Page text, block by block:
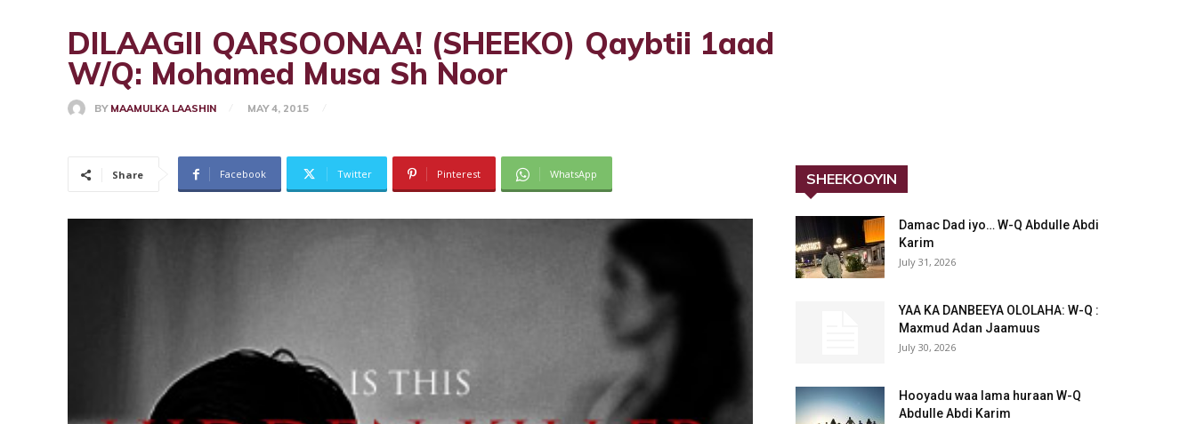
DILAAGII QARSOONAA! (SHEEKO) Qaybtii 1aad
W/Q: Mohamed Musa Sh Noor
BY MAAMULKA LAASHIN MAY 4, 2015
Share Facebook Twitter Pinterest WhatsApp SHEEKOOYIN
Damac Dad iyo… W-Q Abdulle Abdi
Karim
July 31, 2026
YAA KA DANBEEYA OLOLAHA: W-Q :
Maxmud Adan Jaamuus
July 30, 2026
Hooyadu waa lama huraan W-Q
Abdulle Abdi Karim